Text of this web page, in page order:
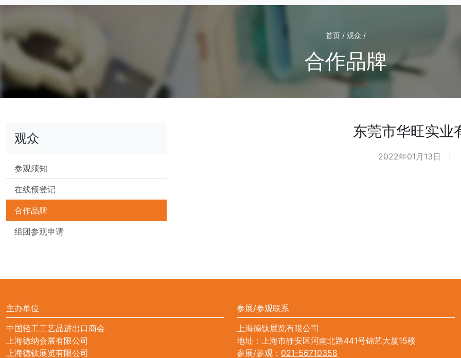
首页 / 观众 /
合作品牌
观众
参观须知
在线预登记
合作品牌
组团参观申请
东莞市华旺实业
2022年01月13日
主办单位
中国轻工工艺品进出口商会
上海德纳会展有限公司
上海德钛展览有限公司
参展/参观联系
上海德钛展览有限公司
地址：上海市静安区河南北路441号锦艺大厦15楼
参展/参观： 021-56710358